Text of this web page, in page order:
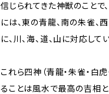
信じられてきた神獣のことで
には、東の青龍、南の朱雀
に、川、海、道、山に対応し
これら四神（青龍・朱雀・白
ることは風水で最高の吉相と